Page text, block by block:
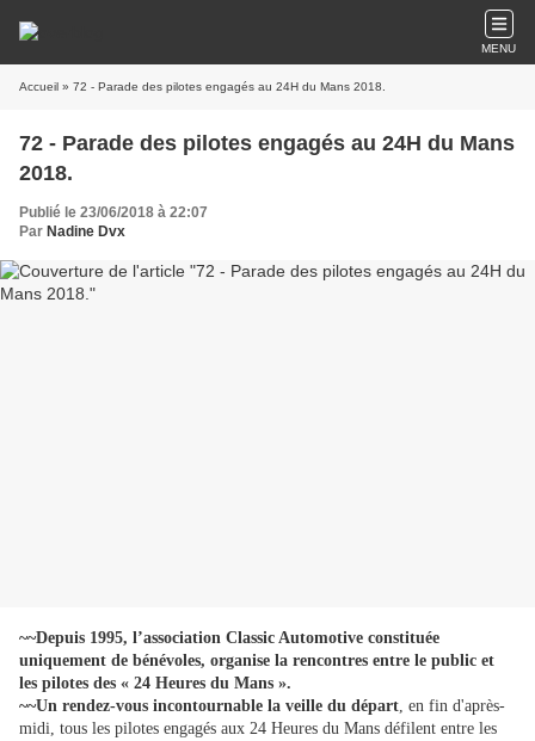
MENU
Accueil » 72 - Parade des pilotes engagés au 24H du Mans 2018.
72 - Parade des pilotes engagés au 24H du Mans
2018.
Publié le 23/06/2018 à 22:07
Par Nadine Dvx
~~Depuis 1995, l’association Classic Automotive constituée
uniquement de bénévoles, organise la rencontres entre le public et
les pilotes des « 24 Heures du Mans ».
~~Un rendez-vous incontournable la veille du départ, en fin d'après-
midi, tous les pilotes engagés aux 24 Heures du Mans défilent entre les